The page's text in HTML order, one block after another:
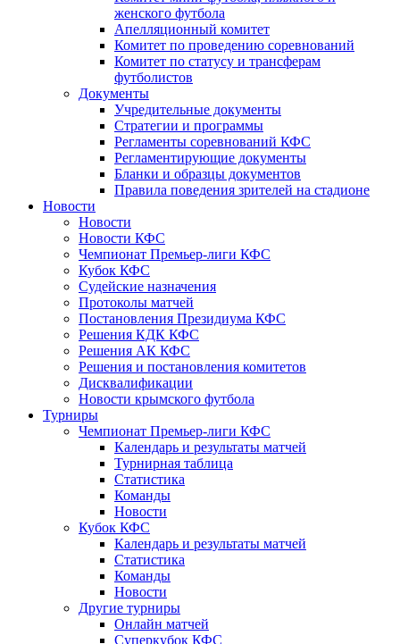
женского футбола
Апелляционный комитет
Комитет по проведению соревнований
Комитет по статусу и трансферам
футболистов
Документы
Учредительные документы
Стратегии и программы
Регламенты соревнований КФС
Регламентирующие документы
Бланки и образцы документов
Правила поведения зрителей на стадионе
Новости
Новости
Новости КФС
Чемпионат Премьер-лиги КФС
Кубок КФС
Судейские назначения
Протоколы матчей
Постановления Президиума КФС
Решения КДК КФС
Решения АК КФС
Решения и постановления комитетов
Дисквалификации
Новости крымского футбола
Турниры
Чемпионат Премьер-лиги КФС
Календарь и результаты матчей
Турнирная таблица
Статистика
Команды
Новости
Кубок КФС
Календарь и результаты матчей
Статистика
Команды
Новости
Другие турниры
Онлайн матчей
Суперкубок КФС